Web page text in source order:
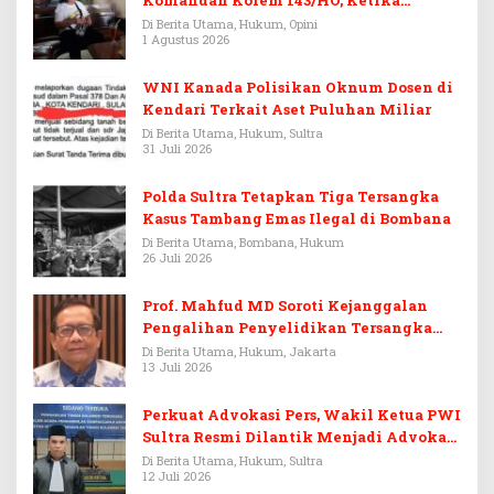
Warisan Menjadi Arena Pemerasan
Di Berita Utama, Hukum, Opini
1 Agustus 2026
WNI Kanada Polisikan Oknum Dosen di
Kendari Terkait Aset Puluhan Miliar
Di Berita Utama, Hukum, Sultra
31 Juli 2026
Polda Sultra Tetapkan Tiga Tersangka
Kasus Tambang Emas Ilegal di Bombana
Di Berita Utama, Bombana, Hukum
26 Juli 2026
Prof. Mahfud MD Soroti Kejanggalan
Pengalihan Penyelidikan Tersangka
Febrie Adriansyah
Di Berita Utama, Hukum, Jakarta
13 Juli 2026
Perkuat Advokasi Pers, Wakil Ketua PWI
Sultra Resmi Dilantik Menjadi Advokat
PERADI
Di Berita Utama, Hukum, Sultra
12 Juli 2026